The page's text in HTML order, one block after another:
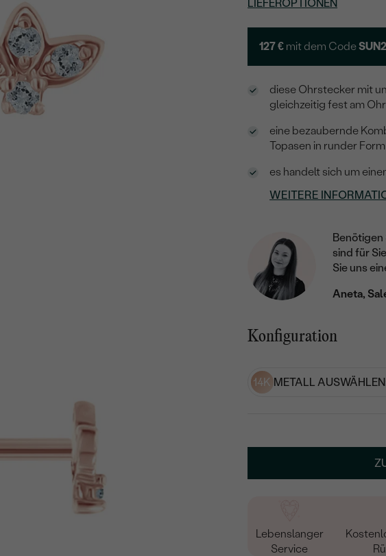
LIEFEROPTIONEN
127 € mit dem Code
diese Ohrstecker mit
gleichzeitig fest am Ohr
eine bezaubernde
Topasen in runder Form
es handelt sich um
WEITERE
Benötigen
sind für
Sie uns
Aneta,
Konfiguration
14K METALL
Lebenslanger
Service